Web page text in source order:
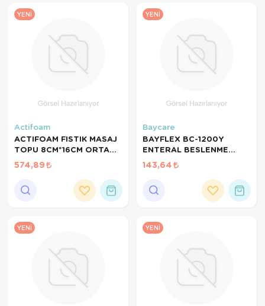
YENI
Actifoam
ACTIFOAM FISTIK MASAJ
TOPU 8CM*16CM ORTA
SERT ACTİFOAM FISTIK
ŞEKLİNDE MASAJ TOPU
574,89
YENI
Baycare
BAYFLEX BC-1200Y
ENTERAL BESLENME
TORBASI (SETİ-YIKAMALI
- TEK- ÇİFT Y PORTLU
143,64
YENI YENI